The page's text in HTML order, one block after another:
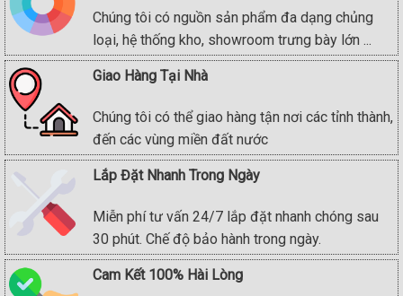
Chúng tôi có nguồn sản phẩm đa dạng chủng
loại, hệ thống kho, showroom trưng bày lớn ...
Giao Hàng Tại Nhà
Chúng tôi có thể giao hàng tận nơi các tỉnh thành,
đến các vùng miền đất nước
Lắp Đặt Nhanh Trong Ngày
Miễn phí tư vấn 24/7 lắp đặt nhanh chóng sau
30 phút. Chế độ bảo hành trong ngày.
Cam Kết 100% Hài Lòng